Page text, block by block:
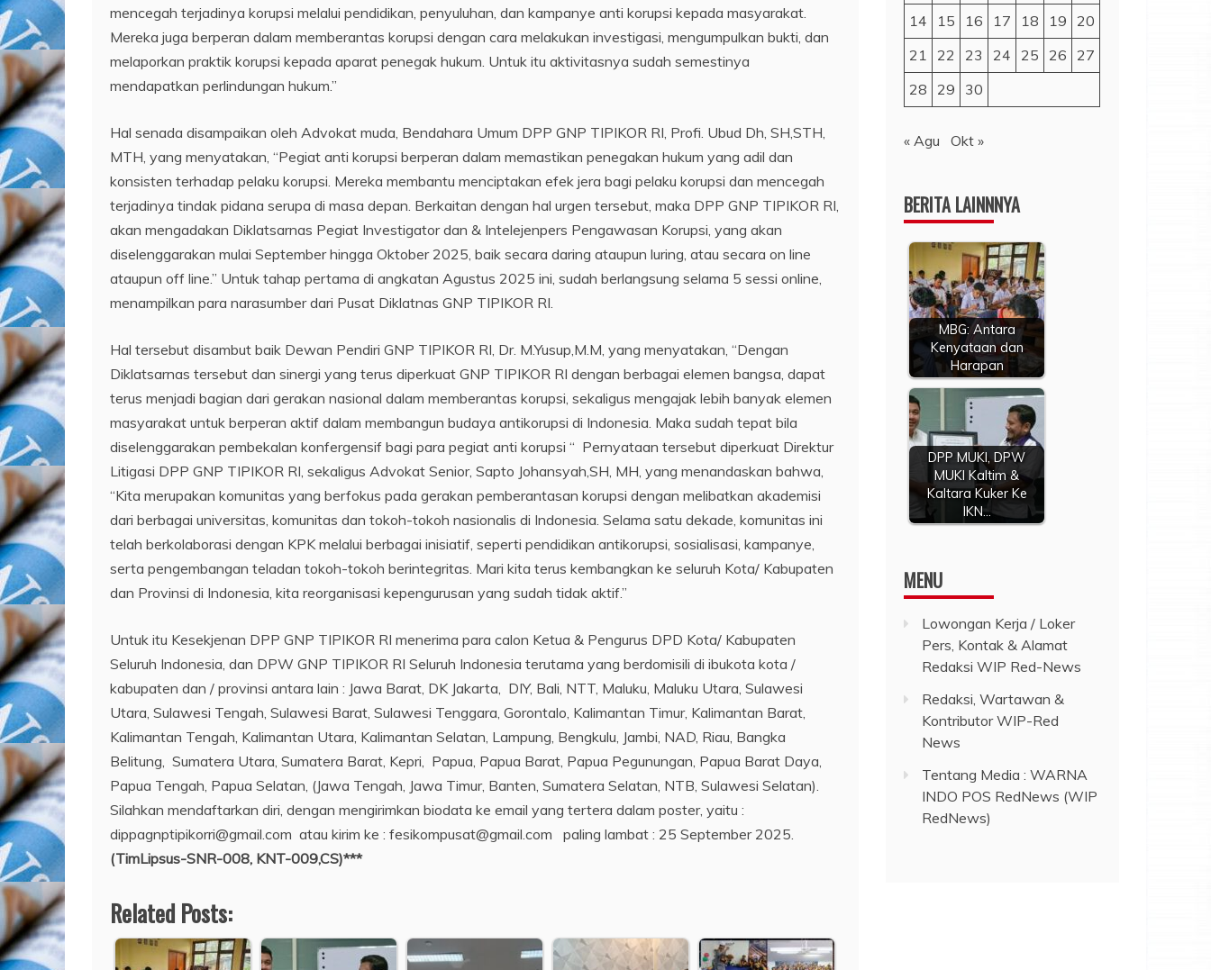
mencegah terjadinya korupsi melalui pendidikan, penyuluhan, dan kampanye anti korupsi kepada masyarakat.
Mereka juga berperan dalam memberantas korupsi dengan cara melakukan investigasi, mengumpulkan bukti, dan
melaporkan praktik korupsi kepada aparat penegak hukum. Untuk itu aktivitasnya sudah semestinya
mendapatkan perlindungan hukum.”
Hal senada disampaikan oleh Advokat muda, Bendahara Umum DPP GNP TIPIKOR RI, Profi. Ubud Dh, SH,STH,
MTH, yang menyatakan, “Pegiat anti korupsi berperan dalam memastikan penegakan hukum yang adil dan
konsisten terhadap pelaku korupsi. Mereka membantu menciptakan efek jera bagi pelaku korupsi dan mencegah
terjadinya tindak pidana serupa di masa depan. Berkaitan dengan hal urgen tersebut, maka DPP GNP TIPIKOR RI,
akan mengadakan Diklatsarnas Pegiat Investigator dan & Intelejenpers Pengawasan Korupsi, yang akan
diselenggarakan mulai September hingga Oktober 2025, baik secara daring ataupun luring, atau secara on line
ataupun off line.” Untuk tahap pertama di angkatan Agustus 2025 ini, sudah berlangsung selama 5 sessi online,
menampilkan para narasumber dari Pusat Diklatnas GNP TIPIKOR RI.
Hal tersebut disambut baik Dewan Pendiri GNP TIPIKOR RI, Dr. M.Yusup,M.M, yang menyatakan, “Dengan
Diklatsarnas tersebut dan sinergi yang terus diperkuat GNP TIPIKOR RI dengan berbagai elemen bangsa, dapat
terus menjadi bagian dari gerakan nasional dalam memberantas korupsi, sekaligus mengajak lebih banyak elemen
masyarakat untuk berperan aktif dalam membangun budaya antikorupsi di Indonesia. Maka sudah tepat bila
diselenggarakan pembekalan konfergensif bagi para pegiat anti korupsi “ Pernyataan tersebut diperkuat Direktur
Litigasi DPP GNP TIPIKOR RI, sekaligus Advokat Senior, Sapto Johansyah,SH, MH, yang menandaskan bahwa,
“Kita merupakan komunitas yang berfokus pada gerakan pemberantasan korupsi dengan melibatkan akademisi
dari berbagai universitas, komunitas dan tokoh-tokoh nasionalis di Indonesia. Selama satu dekade, komunitas ini
telah berkolaborasi dengan KPK melalui berbagai inisiatif, seperti pendidikan antikorupsi, sosialisasi, kampanye,
serta pengembangan teladan tokoh-tokoh berintegritas. Mari kita terus kembangkan ke seluruh Kota/ Kabupaten
dan Provinsi di Indonesia, kita reorganisasi kepengurusan yang sudah tidak aktif.”
Untuk itu Kesekjenan DPP GNP TIPIKOR RI menerima para calon Ketua & Pengurus DPD Kota/ Kabupaten
Seluruh Indonesia, dan DPW GNP TIPIKOR RI Seluruh Indonesia terutama yang berdomisili di ibukota kota /
kabupaten dan / provinsi antara lain : Jawa Barat, DK Jakarta, DIY, Bali, NTT, Maluku, Maluku Utara, Sulawesi
Utara, Sulawesi Tengah, Sulawesi Barat, Sulawesi Tenggara, Gorontalo, Kalimantan Timur, Kalimantan Barat,
Kalimantan Tengah, Kalimantan Utara, Kalimantan Selatan, Lampung, Bengkulu, Jambi, NAD, Riau, Bangka
Belitung, Sumatera Utara, Sumatera Barat, Kepri, Papua, Papua Barat, Papua Pegunungan, Papua Barat Daya,
Papua Tengah, Papua Selatan, (Jawa Tengah, Jawa Timur, Banten, Sumatera Selatan, NTB, Sulawesi Selatan).
Silahkan mendaftarkan diri, dengan mengirimkan biodata ke email yang tertera dalam poster, yaitu :
dippagnptipikorri@gmail.com atau kirim ke : fesikompusat@gmail.com paling lambat : 25 September 2025.
(TimLipsus-SNR-008, KNT-009,CS)***
Related Posts:
14
15 16 17 18 19
20
21
22 23 24 25 26
27
28
29 30
« Agu Okt »
BERITA LAINNNYA
MBG: Antara
Kenyataan dan
Harapan
DPP MUKI, DPW
MUKI Kaltim &
Kaltara Kuker Ke
IKN…
MENU
Lowongan Kerja / Loker
Pers, Kontak & Alamat
Redaksi WIP Red-News
Redaksi, Wartawan &
Kontributor WIP-Red
News
Tentang Media : WARNA
INDO POS RedNews (WIP
RedNews)